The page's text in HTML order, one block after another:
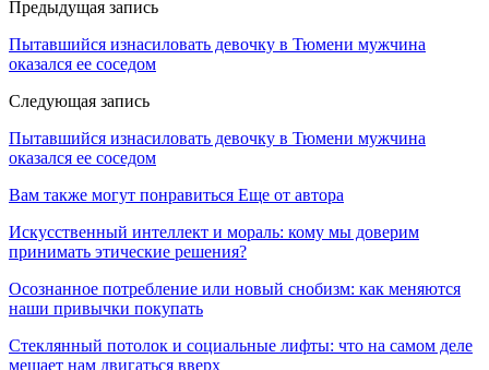
Предыдущая запись
Пытавшийся изнасиловать девочку в Тюмени мужчина
оказался ее соседом
Следующая запись
Пытавшийся изнасиловать девочку в Тюмени мужчина
оказался ее соседом
Вам также могут понравиться Еще от автора
Искусственный интеллект и мораль: кому мы доверим
принимать этические решения?
Осознанное потребление или новый снобизм: как меняются
наши привычки покупать
Стеклянный потолок и социальные лифты: что на самом деле
мешает нам двигаться вверх